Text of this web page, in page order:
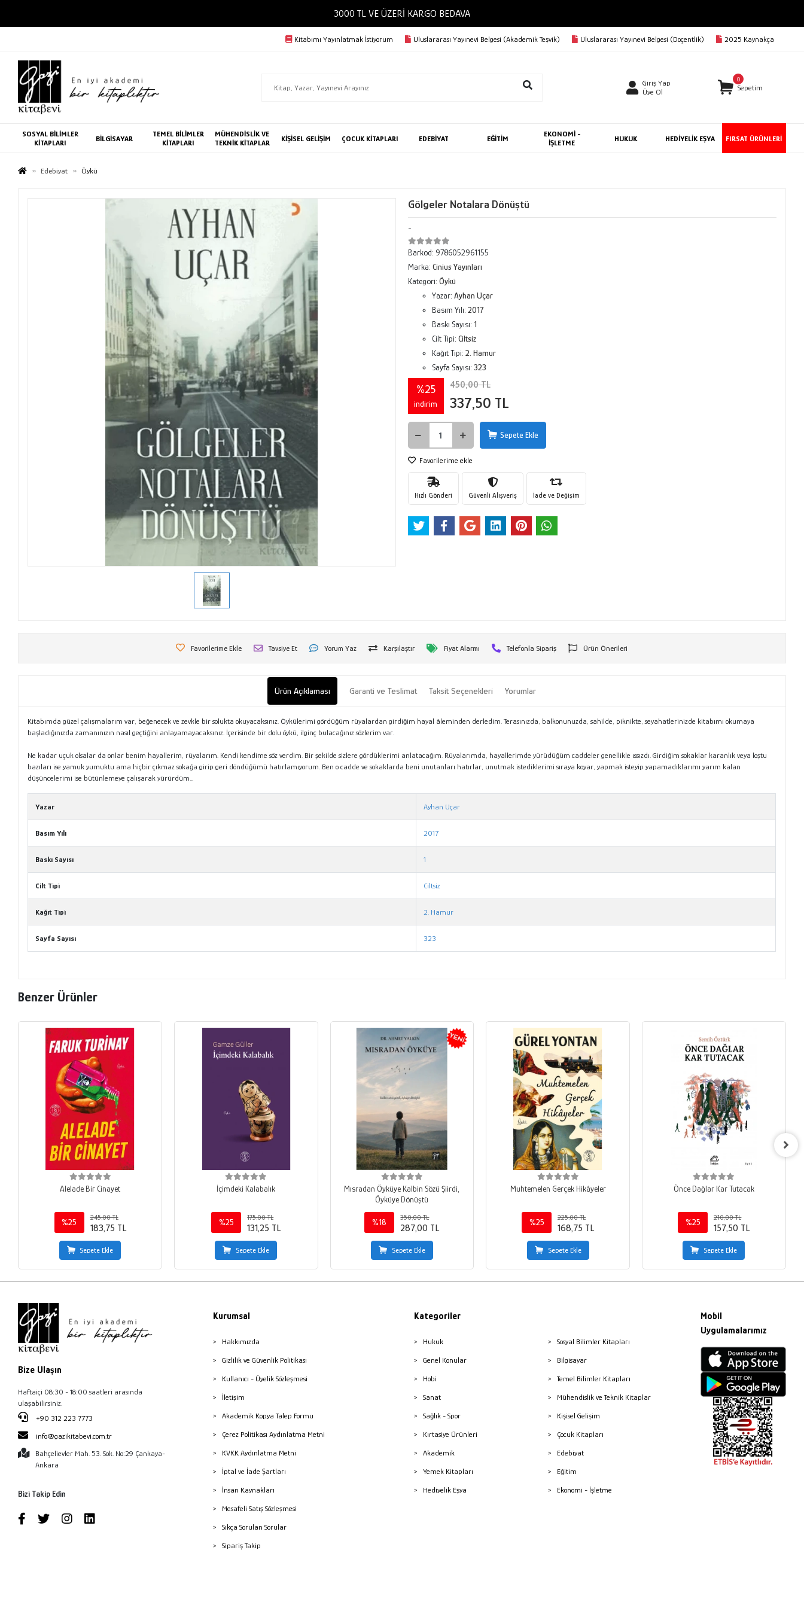
3000 TL VE ÜZERİ KARGO BEDAVA
Kitabımı Yayınlatmak İstiyorum Uluslararası Yayınevi Belgesi (Akademik Teşvik) Uluslararası Yayınevi Belgesi (Doçentlik) 2025 Kaynakça
Giriş Yap
Üye Ol
0
Sepetim
SOSYAL BİLİMLER
KİTAPLARI
BİLGİSAYAR
TEMEL BİLİMLER
KİTAPLARI
MÜHENDİSLİK VE
TEKNİK KİTAPLAR
KİŞİSEL GELİŞİM ÇOCUK KİTAPLARI EDEBİYAT EĞİTİM
EKONOMİ -
İŞLETME
HUKUK HEDİYELİK EŞYA FIRSAT ÜRÜNLERİ
Edebiyat Öykü
Gölgeler Notalara Dönüştü
-
Barkod: 9786052961155
Marka: Cinius Yayınları
Kategori: Öykü
Yazar: Ayhan Uçar
Basım Yılı: 2017
Baskı Sayısı: 1
Cilt Tipi: Ciltsiz
Kağıt Tipi: 2. Hamur
Sayfa Sayısı: 323
%25
indirim
450,00 TL
337,50 TL
Sepete Ekle
Favorilerime ekle
Hızlı Gönderi Güvenli Alışveriş İade ve Değişim
Favorilerime Ekle Tavsiye Et Yorum Yaz Karşılaştır Fiyat Alarmı Telefonla Sipariş Ürün Önerileri
Ürün Açıklaması Garanti ve Teslimat Taksit Seçenekleri Yorumlar
Kitabımda güzel çalışmalarım var, beğenecek ve zevkle bir solukta okuyacaksınız. Öykülerimi gördüğüm rüyalardan girdiğim hayal âleminden derledim. Terasınızda, balkonunuzda, sahilde, piknikte, seyahatlerinizde kitabımı okumaya
başladığınızda zamanınızın nasıl geçtiğini anlayamayacaksınız. İçerisinde bir dolu öykü, ilginç bulacağınız sözlerim var.
Ne kadar uçuk olsalar da onlar benim hayallerim, rüyalarım. Kendi kendime söz verdim. Bir şekilde sizlere gördüklerimi anlatacağım. Rüyalarımda, hayallerimde yürüdüğüm caddeler genellikle ıssızdı. Girdiğim sokaklar karanlık veya loştu
bazıları ise yamuk yumuktu ama hiçbir çıkmaz sokağa girip geri döndüğümü hatırlamıyorum. Ben o cadde ve sokaklarda beni unutanları hatırlar, unutmak istediklerimi sıraya koyar, yapmak isteyip yapamadıklarımı yarım kalan
düşüncelerimi ise bütünlemeye çalışarak yürürdüm...
Yazar Ayhan Uçar
Basım Yılı 2017
Baskı Sayısı 1
Cilt Tipi Ciltsiz
Kağıt Tipi 2. Hamur
Sayfa Sayısı 323
Benzer Ürünler
Alelade Bir Cinayet
%25
245,00 TL
183,75 TL
Sepete Ekle
İçimdeki Kalabalık
%25
175,00 TL
131,25 TL
Sepete Ekle
Mısradan Öyküye Kalbin Sözü Şiirdi,
Öyküye Dönüştü
%18
350,00 TL
287,00 TL
Sepete Ekle
Muhtemelen Gerçek Hikâyeler
%25
225,00 TL
168,75 TL
Sepete Ekle
Önce Dağlar Kar Tutacak
%25
210,00 TL
157,50 TL
Sepete Ekle
Bize Ulaşın
Haftaiçi 08:30 - 18:00 saatleri arasında
ulaşabilirsiniz.
+90 312 223 7773
info@gazikitabevi.com.tr
Bahçelievler Mah. 53. Sok. No:29 Çankaya-
Ankara
Bizi Takip Edin
Kurumsal
Hakkımızda
Gizlilik ve Güvenlik Politikası
Kullanıcı - Üyelik Sözleşmesi
İletişim
Akademik Kopya Talep Formu
Çerez Politikası Aydınlatma Metni
KVKK Aydınlatma Metni
İptal ve İade Şartları
İnsan Kaynakları
Mesafeli Satış Sözleşmesi
Sıkça Sorulan Sorular
Sipariş Takip
Kategoriler
Hukuk
Genel Konular
Hobi
Sanat
Sağlık - Spor
Kırtasiye Ürünleri
Akademik
Yemek Kitapları
Hediyelik Eşya
Sosyal Bilimler Kitapları
Bilgisayar
Temel Bilimler Kitapları
Mühendislik ve Teknik Kitaplar
Kişisel Gelişim
Çocuk Kitapları
Edebiyat
Eğitim
Ekonomi - İşletme
Mobil
Uygulamalarımız